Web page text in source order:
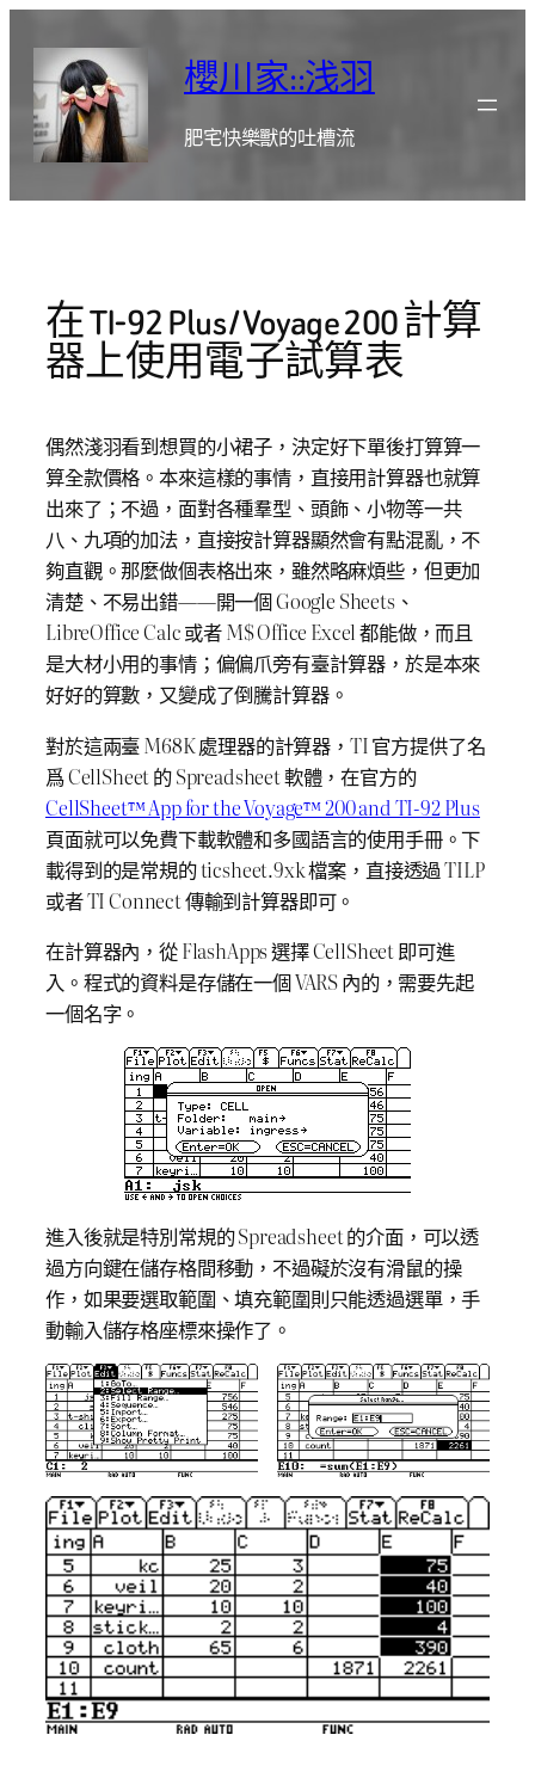
櫻川家::浅羽
肥宅快樂獸的吐槽流
在 TI-92 Plus / Voyage 200 計算
器上使用電子試算表
偶然淺羽看到想買的小裙子，決定好下單後打算算一
算全款價格。本來這樣的事情，直接用計算器也就算
出來了；不過，面對各種羣型、頭飾、小物等一共
八、九項的加法，直接按計算器顯然會有點混亂，不
夠直觀。那麼做個表格出來，雖然略麻煩些，但更加
清楚、不易出錯——開一個 Google Sheets、
LibreOffice Calc 或者 M$ Office Excel 都能做，而且
是大材小用的事情；偏偏爪旁有臺計算器，於是本來
好好的算數，又變成了倒騰計算器。
對於這兩臺 M68K 處理器的計算器，TI 官方提供了名
爲 CellSheet 的 Spreadsheet 軟體，在官方的
CellSheet™ App for the Voyage™ 200 and TI-92 Plus
頁面就可以免費下載軟體和多國語言的使用手冊。下
載得到的是常規的 ticsheet.9xk 檔案，直接透過 TILP
或者 TI Connect 傳輸到計算器即可。
在計算器內，從 FlashApps 選擇 CellSheet 即可進
入。程式的資料是存儲在一個 VARS 內的，需要先起
一個名字。
進入後就是特別常規的 Spreadsheet 的介面，可以透
過方向鍵在儲存格間移動，不過礙於沒有滑鼠的操
作，如果要選取範圍、填充範圍則只能透過選單，手
動輸入儲存格座標來操作了。